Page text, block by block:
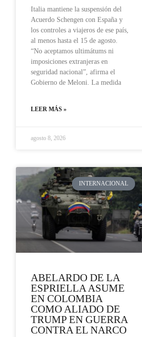
Italia mantiene la suspensión del
Acuerdo Schengen con España y
los controles a viajeros de ese país,
al menos hasta el 15 de agosto.
“No aceptamos ultimátums ni
imposiciones extranjeras en
seguridad nacional”, afirma el
Gobierno de Meloni. La medida
LEER MÁS »
agosto 8, 2026
INTERNACIONAL
ABELARDO DE LA
ESPRIELLA ASUME
EN COLOMBIA
COMO ALIADO DE
TRUMP EN GUERRA
CONTRA EL NARCO